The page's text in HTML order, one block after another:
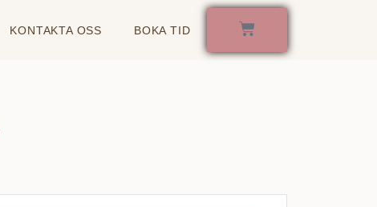
KONTAKTA OSS BOKA TID